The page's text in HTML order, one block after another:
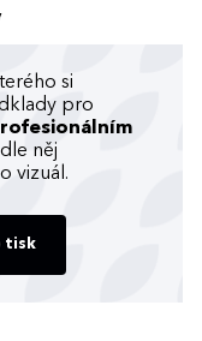
si
pro
něj
vizuál.
tisk